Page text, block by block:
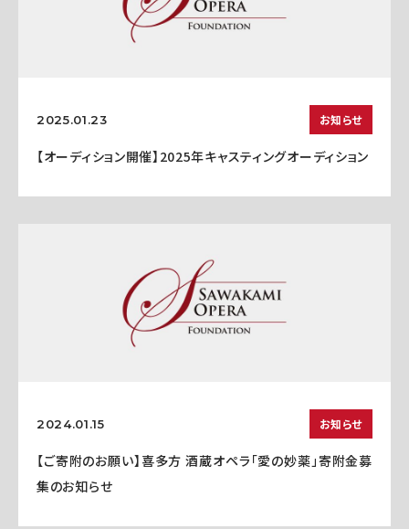
2025.01.23 お知らせ
【オーディション開催】2025年キャスティングオーディション
2024.01.15 お知らせ
【ご寄附のお願い】喜多方 酒蔵オペラ「愛の妙薬」寄附金募
集のお知らせ